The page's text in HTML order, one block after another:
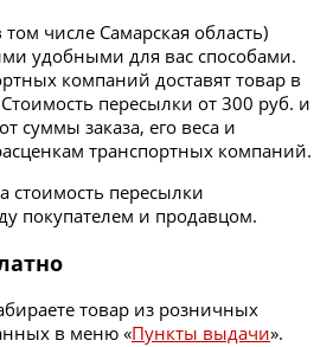
числе Самарская область)
удобными для вас способами.
компаний доставят товар в
пересылки от 300 руб. и
суммы заказа, его веса и
транспортных компаний.
стоимость пересылки
покупателем и продавцом.
товар из розничных
в меню «Пункты выдачи».